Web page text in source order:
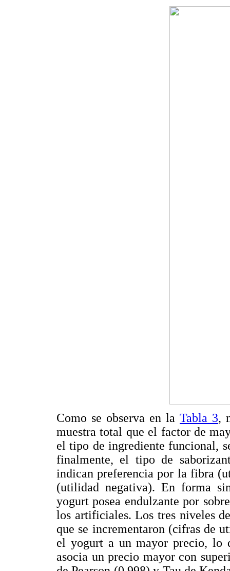
Como se observa en la Tabla 3,
muestra total que el factor de
el tipo de ingrediente funcional,
finalmente, el tipo de
indican preferencia por la fibra
(utilidad negativa). En forma
yogurt posea endulzante por
los artificiales. Los tres niveles
que se incrementaron (cifras de
el yogurt a un mayor precio, lo
asocia un precio mayor con